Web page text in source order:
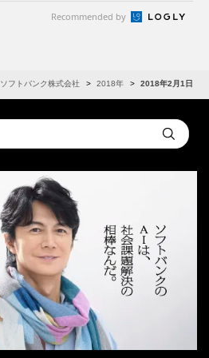
Recommended by
ソフトバンク株式会社 2018年 2018年2月1日
Submit